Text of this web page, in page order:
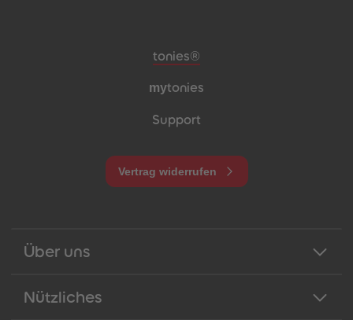
Meta-Navigation Footer
tonies®
mytonies
Support
Vertrag widerrufen
Über uns
Nützliches